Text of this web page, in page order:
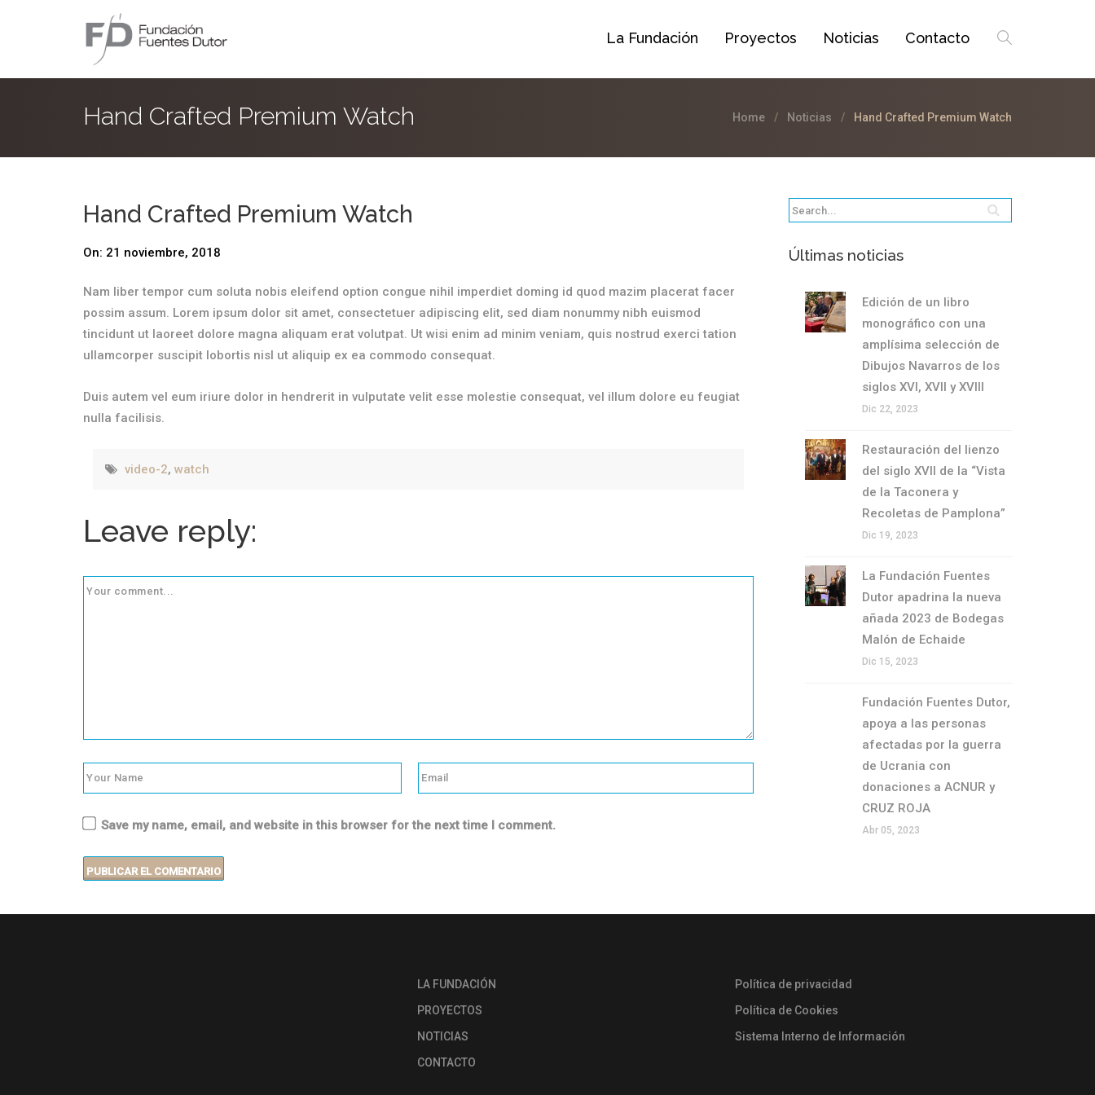
La Fundación Proyectos Noticias Contacto
Hand Crafted Premium Watch Home Noticias Hand Crafted Premium Watch
Hand Crafted Premium Watch
On: 21 noviembre, 2018
Nam liber tempor cum soluta nobis eleifend option congue nihil imperdiet doming id quod mazim placerat facer
possim assum. Lorem ipsum dolor sit amet, consectetuer adipiscing elit, sed diam nonummy nibh euismod
tincidunt ut laoreet dolore magna aliquam erat volutpat. Ut wisi enim ad minim veniam, quis nostrud exerci tation
ullamcorper suscipit lobortis nisl ut aliquip ex ea commodo consequat.
Duis autem vel eum iriure dolor in hendrerit in vulputate velit esse molestie consequat, vel illum dolore eu feugiat
nulla facilisis.
video-2, watch
Leave reply:
Save my name, email, and website in this browser for the next time I comment.
Últimas noticias
Edición de un libro
monográfico con una
amplísima selección de
Dibujos Navarros de los
siglos XVI, XVII y XVIII
Dic 22, 2023
Restauración del lienzo
del siglo XVII de la “Vista
de la Taconera y
Recoletas de Pamplona”
Dic 19, 2023
La Fundación Fuentes
Dutor apadrina la nueva
añada 2023 de Bodegas
Malón de Echaide
Dic 15, 2023
Fundación Fuentes Dutor,
apoya a las personas
afectadas por la guerra
de Ucrania con
donaciones a ACNUR y
CRUZ ROJA
Abr 05, 2023
LA FUNDACIÓN
PROYECTOS
NOTICIAS
CONTACTO
Política de privacidad
Política de Cookies
Sistema Interno de Información